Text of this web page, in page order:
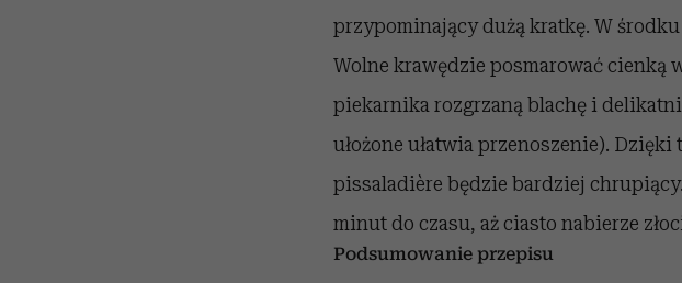
przypominający dużą kratkę. W
Wolne krawędzie posmarować cienką
piekarnika rozgrzaną blachę i
ułożone ułatwia przenoszenie). Dzięki
pissaladière będzie bardziej
minut do czasu, aż ciasto nabierze
Podsumowanie przepisu